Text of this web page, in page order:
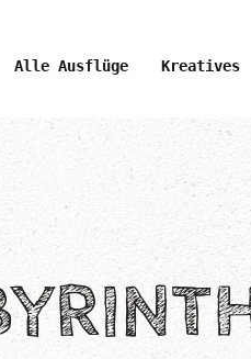
Alle Ausflüge Kreatives